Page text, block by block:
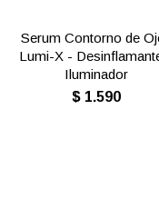
Serum Contorno de
Lumi-X -
Iluminador
$ 1.590